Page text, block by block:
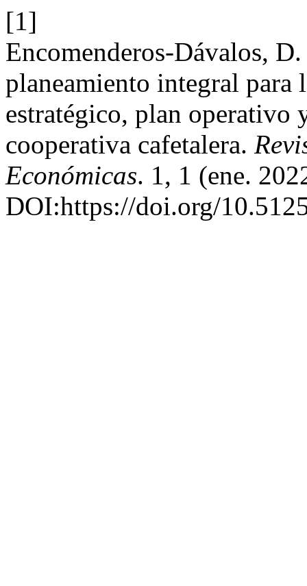
[1]
Encomenderos-Dávalos,
planeamiento integral
estratégico, plan operativo
cooperativa cafetalera.
Económicas. 1, 1 (ene.
DOI:https://doi.org/